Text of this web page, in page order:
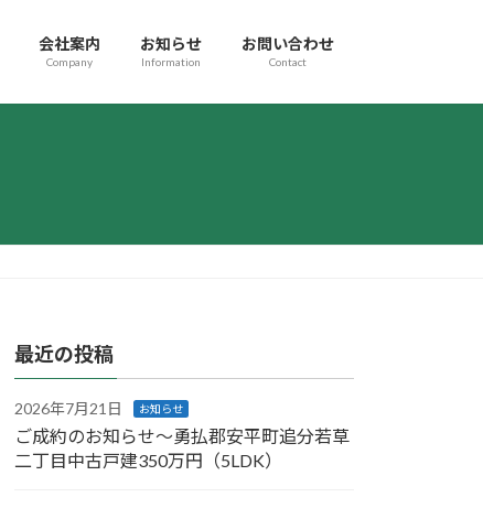
会社案内
Company
お知らせ
Information
お問い合わせ
Contact
最近の投稿
2026年7月21日 お知らせ
ご成約のお知らせ～勇払郡安平町追分若草
二丁目中古戸建350万円（5LDK）